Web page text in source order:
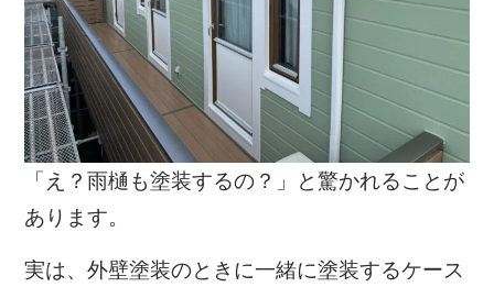
「え？雨樋も塗装するの？」と驚かれることが
あります。
実は、外壁塗装のときに一緒に塗装するケース